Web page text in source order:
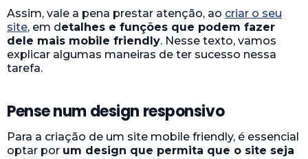
Assim, vale a pena prestar atenção, ao criar o seu
site, em d etalhes e funções que podem fazer
dele mais mobile friendly. Nesse texto, vamos
explicar algumas maneiras de ter sucesso nessa
tarefa.
Pense num design responsivo
Para a criação de um site mobile friendly, é essencial
optar por um design que permita que o site seja